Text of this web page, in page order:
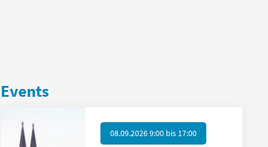
Events
08.09.2026 9:00 bis 17:00